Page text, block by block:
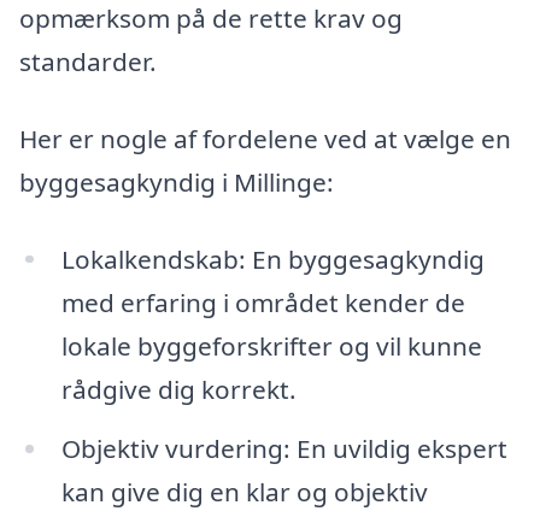
opmærksom på de rette krav og
standarder.
Her er nogle af fordelene ved at vælge en
byggesagkyndig i Millinge:
Lokalkendskab: En byggesagkyndig
med erfaring i området kender de
lokale byggeforskrifter og vil kunne
rådgive dig korrekt.
Objektiv vurdering: En uvildig ekspert
kan give dig en klar og objektiv